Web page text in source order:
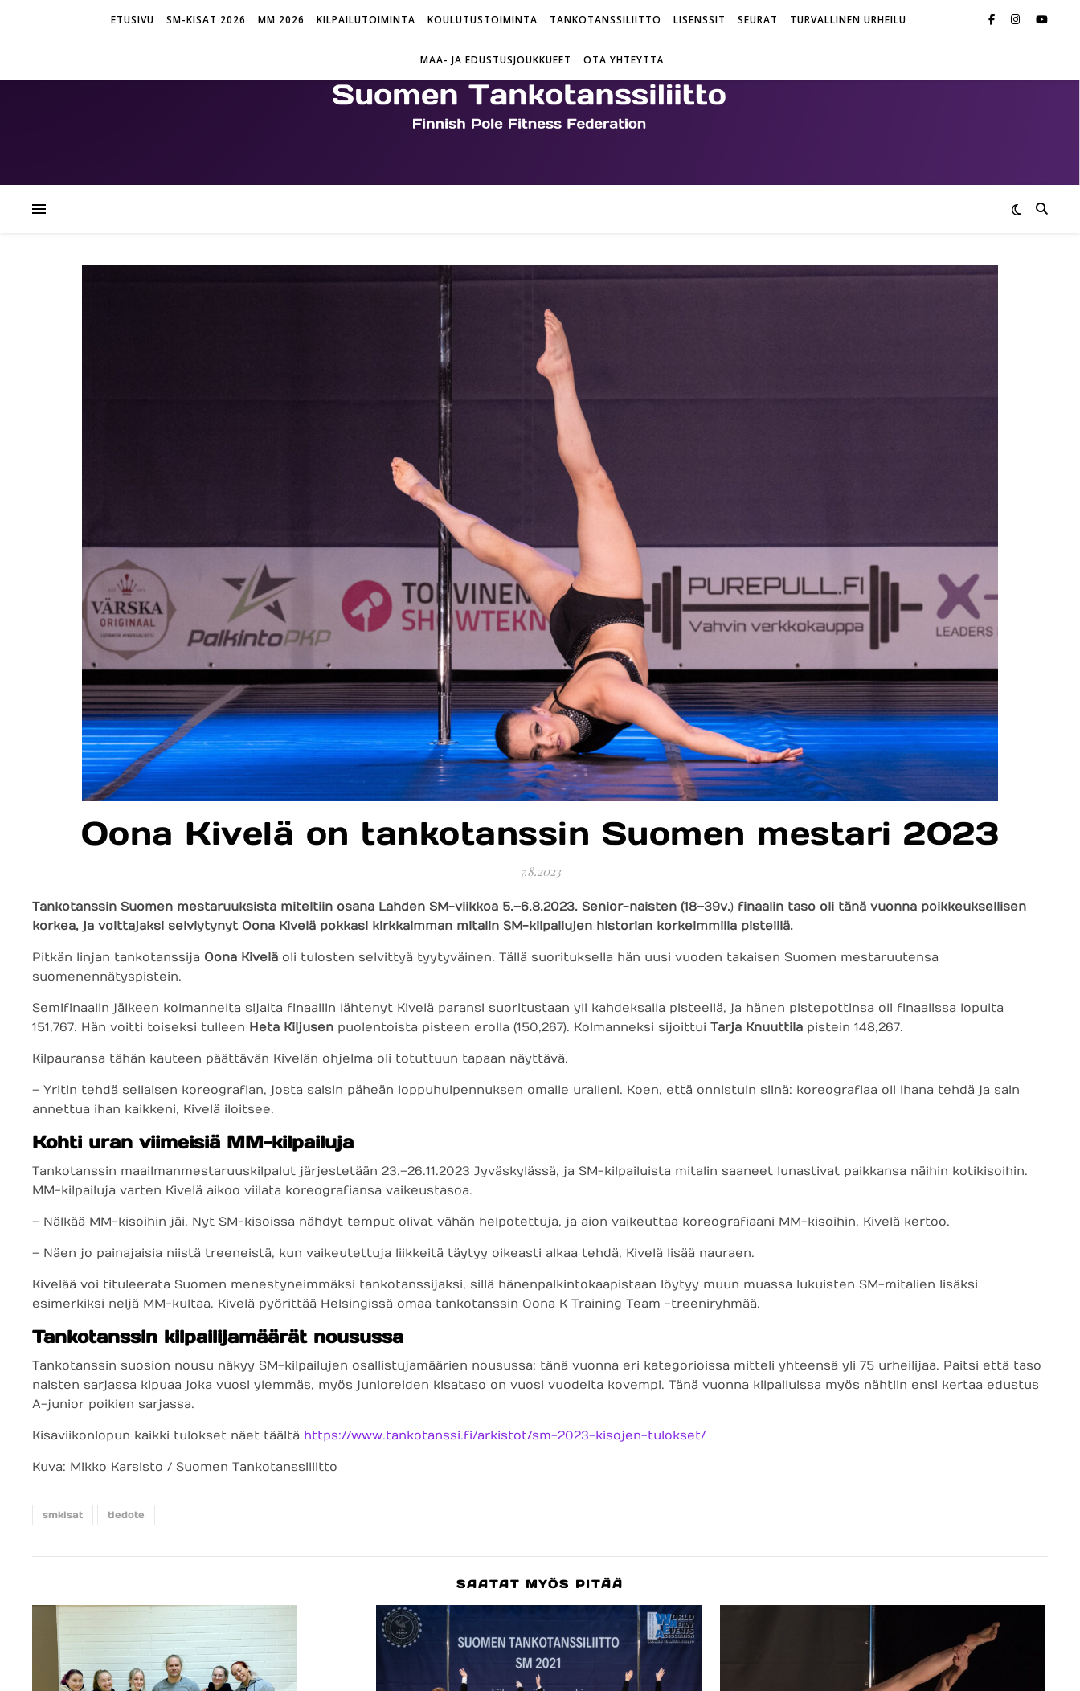
ETUSIVU SM-KISAT 2026 MM 2026 KILPAILUTOIMINTA KOULUTUSTOIMINTA TANKOTANSSILIITTO LISENSSIT SEURAT TURVALLINEN URHEILU
MAA- JA EDUSTUSJOUKKUEET OTA YHTEYTTÄ
Oona Kivelä on tankotanssin Suomen mestari 2023
7.8.2023
Tankotanssin Suomen mestaruuksista miteltiin osana Lahden SM-viikkoa 5.–6.8.2023. Senior-naisten (18–39v.) finaalin taso oli tänä vuonna poikkeuksellisen
korkea, ja voittajaksi selviytynyt Oona Kivelä pokkasi kirkkaimman mitalin SM-kilpailujen historian korkeimmilla pisteillä.
Pitkän linjan tankotanssija Oona Kivelä oli tulosten selvittyä tyytyväinen. Tällä suorituksella hän uusi vuoden takaisen Suomen mestaruutensa
suomenennätyspistein.
Semifinaalin jälkeen kolmannelta sijalta finaaliin lähtenyt Kivelä paransi suoritustaan yli kahdeksalla pisteellä, ja hänen pistepottinsa oli finaalissa lopulta
151,767. Hän voitti toiseksi tulleen Heta Kiljusen puolentoista pisteen erolla (150,267). Kolmanneksi sijoittui Tarja Knuuttila pistein 148,267.
Kilpauransa tähän kauteen päättävän Kivelän ohjelma oli totuttuun tapaan näyttävä.
– Yritin tehdä sellaisen koreografian, josta saisin päheän loppuhuipennuksen omalle uralleni. Koen, että onnistuin siinä: koreografiaa oli ihana tehdä ja sain
annettua ihan kaikkeni, Kivelä iloitsee.
Kohti uran viimeisiä MM-kilpailuja
Tankotanssin maailmanmestaruuskilpalut järjestetään 23.–26.11.2023 Jyväskylässä, ja SM-kilpailuista mitalin saaneet lunastivat paikkansa näihin kotikisoihin.
MM-kilpailuja varten Kivelä aikoo viilata koreografiansa vaikeustasoa.
– Nälkää MM-kisoihin jäi. Nyt SM-kisoissa nähdyt temput olivat vähän helpotettuja, ja aion vaikeuttaa koreografiaani MM-kisoihin, Kivelä kertoo.
– Näen jo painajaisia niistä treeneistä, kun vaikeutettuja liikkeitä täytyy oikeasti alkaa tehdä, Kivelä lisää nauraen.
Kivelää voi tituleerata Suomen menestyneimmäksi tankotanssijaksi, sillä hänen palkintokaapistaan löytyy muun muassa lukuisten SM-mitalien lisäksi
esimerkiksi neljä MM-kultaa. Kivelä pyörittää Helsingissä omaa tankotanssin Oona K Training Team -treeniryhmää.
Tankotanssin kilpailijamäärät nousussa
Tankotanssin suosion nousu näkyy SM-kilpailujen osallistujamäärien nousussa: tänä vuonna eri kategorioissa mitteli yhteensä yli 75 urheilijaa. Paitsi että taso
naisten sarjassa kipuaa joka vuosi ylemmäs, myös junioreiden kisataso on vuosi vuodelta kovempi. Tänä vuonna kilpailuissa myös nähtiin ensi kertaa edustus
A-junior poikien sarjassa.
Kisaviikonlopun kaikki tulokset näet täältä https://www.tankotanssi.fi/arkistot/sm-2023-kisojen-tulokset/
Kuva: Mikko Karsisto / Suomen Tankotanssiliitto
smkisat tiedote
SAATAT MYÖS PITÄÄ